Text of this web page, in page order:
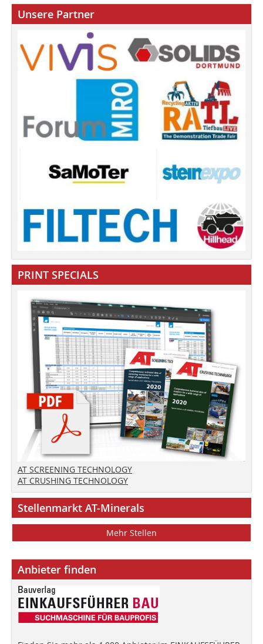
Unsere Partner
PRINT SPECIALS
AT SCREENING TECHNOLOGY
AT CRUSHING TECHNOLOGY
Stellenmarkt AT-Minerals
Mehr Stellen
Anbieter finden